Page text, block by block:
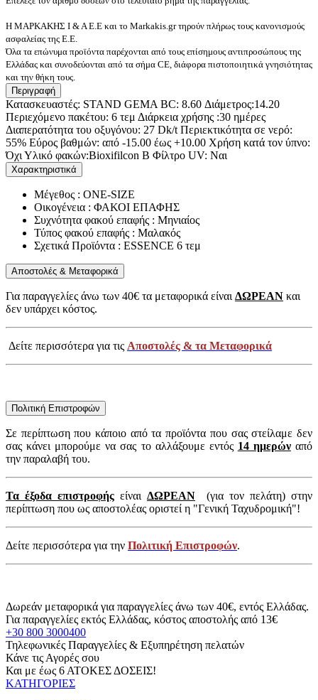
Η ΜΑΡΚΑΚΗΣ Ι & Α Ε.Ε και το Markakis.gr τηρούν πλήρως τους κανονισμούς
ασφαλείας της Ε.Ε.
Όλα τα επώνυμα προϊόντα παρέχονται από τους επίσημους αντιπροσώπους της
Ελλάδας και συνοδεύονται από τα σήμα CE, διάφορα πιστοποιητικά γνησιότητας
και την θήκη τους.
Περιγραφή
Κατασκευαστές: STAND GEMA BC: 8.60 Διάμετρος:14.20
Περιεχόμενο πακέτου: 6 τεμ Διάρκεια χρήσης :30 ημέρες
Διαπερατότητα του οξυγόνου: 27 Dk/t Περιεκτικότητα σε νερό:
55% Εύρος βαθμών: από -15.00 έως +10.00 Χρήση κατά τον ύπνο:
Όχι Υλικό φακών:Bioxifilcon B Φίλτρο UV: Ναι
Χαρακτηριστικά
Μέγεθος : ONE-SIZE
Οικογένεια : ΦΑΚΟΙ ΕΠΑΦΗΣ
Συχνότητα φακού επαφής : Μηνιαίος
Τύπος φακού επαφής : Μαλακός
Σχετικά Προϊόντα : ESSENCE 6 τεμ
Αποστολές & Μεταφορικά
Για παραγγελίες άνω των 40€ τα μεταφορικά είναι ΔΩΡΕΑΝ και
δεν υπάρχει κόστος.
Δείτε περισσότερα για τις Αποστολές & τα Μεταφορικά
Πολιτική Επιστροφών
Σε περίπτωση που κάποιο από τα προϊόντα που σας στείλαμε δεν
σας κάνει μπορούμε να σας το αλλάξουμε εντός 14 ημερώναπό
την παραλαβή του.
Τα έξοδα επιστροφής είναι ΔΩΡΕΑΝ (για τον πελάτη) στην
περίπτωση που ως αποστολέας οριστεί η "Γενική Ταχυδρομική"!
Δείτε περισσότερα για την Πολιτική Επιστροφών.
Δωρεάν μεταφορικά για παραγγελίες άνω των 40€, εντός Ελλάδας.
Για παραγγελίες εκτός Ελλάδας, κόστος αποστολής από 13€
+30 800 3000400
Τηλεφωνικές Παραγγελίες & Εξυπηρέτηση πελατών
Κάνε τις Αγορές σου
Και με έως 6 ΑΤΟΚΕΣ ΔΟΣΕΙΣ!
ΚΑΤΗΓΟΡΙΕΣ